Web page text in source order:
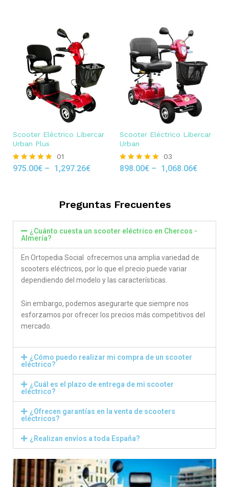
Scooter Eléctrico Libercar
Urban Plus
Rated
01
975.00€ – 1,297.26€
Scooter Eléctrico Libercar
Urban
Rated
03
898.00€ – 1,068.06€
Preguntas Frecuentes
¿Cuánto cuesta un scooter eléctrico en Chercos -
Almería?
En Ortopedia Social ofrecemos una amplia variedad de
scooters eléctricos, por lo que el precio puede variar
dependiendo del modelo y las características.
Sin embargo, podemos asegurarte que siempre nos
esforzamos por ofrecer los precios más competitivos del
mercado.
¿Cómo puedo realizar mi compra de un scooter
eléctrico?
¿Cuál es el plazo de entrega de mi scooter
eléctrico?
¿Ofrecen garantías en la venta de scooters
eléctricos?
¿Realizan envíos a toda España?